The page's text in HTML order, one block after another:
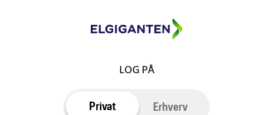
LOG PÅ
Privat Erhverv